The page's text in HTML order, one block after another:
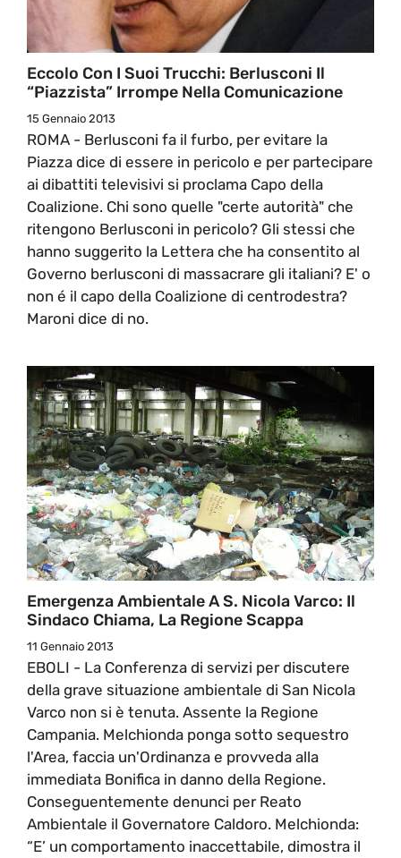
Eccolo Con I Suoi Trucchi: Berlusconi Il
“piazzista” Irrompe Nella Comunicazione
15 Gennaio 2013
ROMA - Berlusconi fa il furbo, per evitare la
Piazza dice di essere in pericolo e per partecipare
ai dibattiti televisivi si proclama Capo della
Coalizione. Chi sono quelle "certe autorità" che
ritengono Berlusconi in pericolo? Gli stessi che
hanno suggerito la Lettera che ha consentito al
Governo berlusconi di massacrare gli italiani? E' o
non é il capo della Coalizione di centrodestra?
Maroni dice di no.
Emergenza Ambientale A S. Nicola Varco: Il
Sindaco Chiama, La Regione Scappa
11 Gennaio 2013
EBOLI - La Conferenza di servizi per discutere
della grave situazione ambientale di San Nicola
Varco non si è tenuta. Assente la Regione
Campania. Melchionda ponga sotto sequestro
l'Area, faccia un'Ordinanza e provveda alla
immediata Bonifica in danno della Regione.
Conseguentemente denunci per Reato
Ambientale il Governatore Caldoro. Melchionda:
“E’ un comportamento inaccettabile, dimostra il